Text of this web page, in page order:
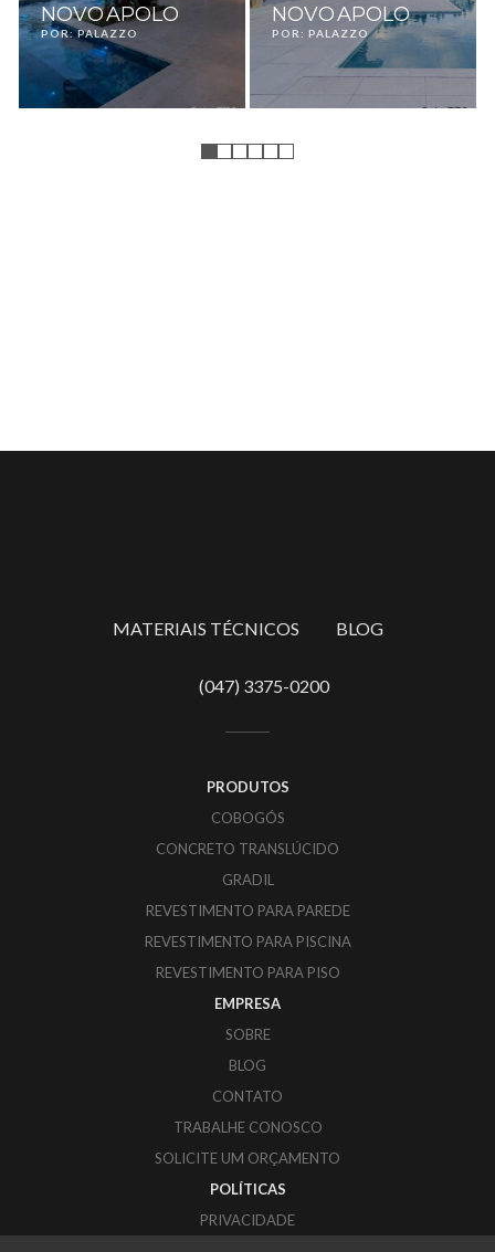
NOVO APOLO
POR: PALAZZO
NOVO APOLO
POR: PALAZZO
MATERIAIS TÉCNICOS BLOG
(047) 3375-0200
PRODUTOS
COBOGÓS
CONCRETO TRANSLÚCIDO
GRADIL
REVESTIMENTO PARA PAREDE
REVESTIMENTO PARA PISCINA
REVESTIMENTO PARA PISO
EMPRESA
SOBRE
BLOG
CONTATO
TRABALHE CONOSCO
SOLICITE UM ORÇAMENTO
POLÍTICAS
PRIVACIDADE